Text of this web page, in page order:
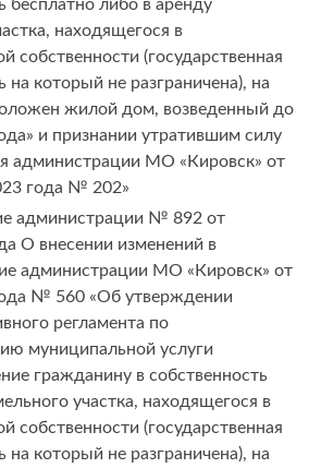
бесплатно либо в аренду
находящегося в
собственности (государственная
на который не разграничена), на
жилой дом, возведенный до
и признании утратившим силу
администрации МО «Кировск» от
года № 202»
администрации № 892 от
О внесении изменений в
администрации МО «Кировск» от
№ 560 «Об утверждении
регламента по
муниципальной услуги
гражданину в собственность
участка, находящегося в
собственности (государственная
на который не разграничена), на